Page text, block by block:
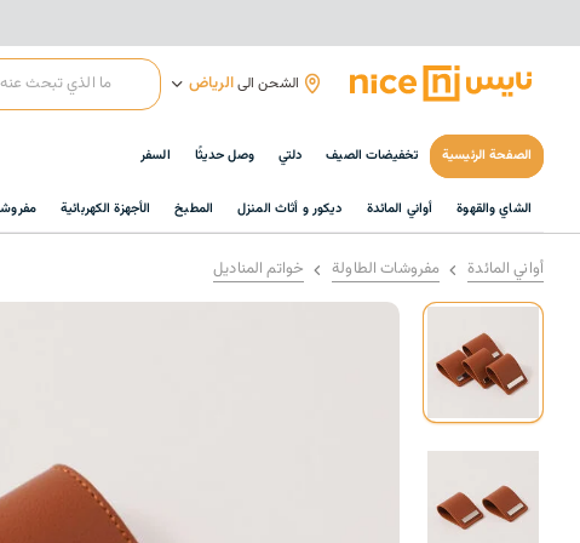
الشحن الىالرياض
الصفحة الرئيسية تخفيضات الصيف دلتي وصل حديثًا السفر
الشاي والقهوة أواني المائدة ديكور و أثاث المنزل المطبخ الأجهزة الكهربائية
أواني المائدة مفروشات الطاولة خواتم المناديل